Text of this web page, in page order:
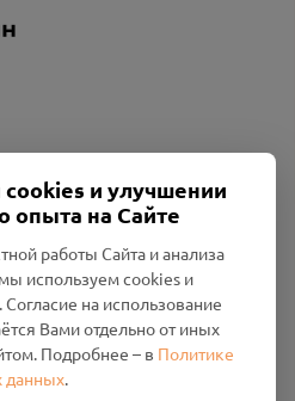
«Смоленский
и улучшении
опыта на Сайте
работы Сайта и анализа
используем cookies и
на использование
Вами отдельно от иных
Подробнее – в Политике
данных.